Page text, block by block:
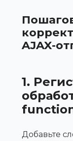
AJAX-
1.
Добавьте